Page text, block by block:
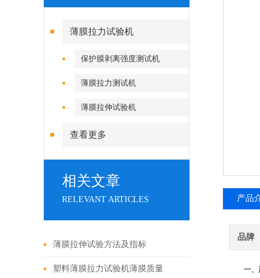
薄膜拉力试验机
保护膜剥离强度测试机
薄膜拉力测试机
薄膜拉伸试验机
查看更多
相关文章
RELEVANT ARTICLES
薄膜拉伸试验方法及指标
塑料薄膜拉力试验机薄膜质量
产品
品牌
一、